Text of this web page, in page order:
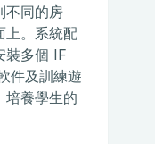
不同的房
上。系統配
裝多個 IF
件及訓練遊
培養學生的